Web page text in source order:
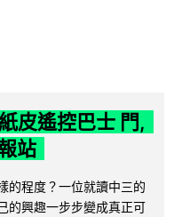
皮遙控巴士 門,
站
的程度？一位就讀中三的
的興趣一步步變成真正可